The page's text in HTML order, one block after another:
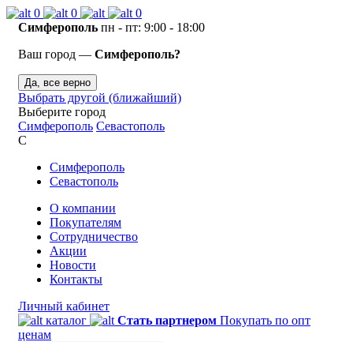
0 0
0
Симферополь пн - пт: 9:00 - 18:00
Ваш город — Симферополь?
Да, все верно
Выбрать другой (ближайший)
Выберите город
Симферополь Севастополь
С
Симферополь
Севастополь
О компании
Покупателям
Сотрудничество
Акции
Новости
Контакты
Личный кабинет
каталог
Стать партнером Покупать по опт
ценам